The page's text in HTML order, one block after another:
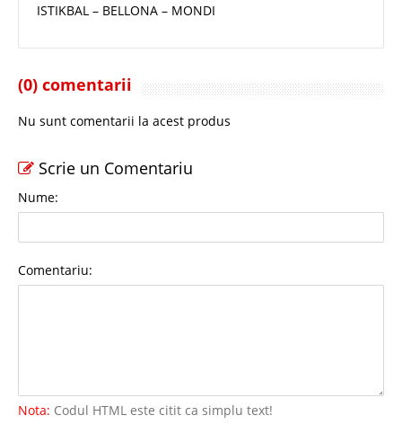
ISTIKBAL – BELLONA – MONDI
(0) comentarii
Nu sunt comentarii la acest produs
Scrie un Comentariu
Nume:
Comentariu:
Nota: Codul HTML este citit ca simplu text!